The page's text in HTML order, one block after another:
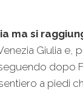
ma si
Giulia e,
dopo
a piedi